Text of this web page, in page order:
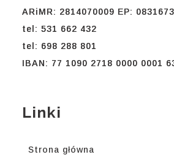
ARiMR: 2814070009 EP:
tel: 531 662 432
tel: 698 288 801
IBAN: 77 1090 2718 0000 0001
Linki
Strona główna